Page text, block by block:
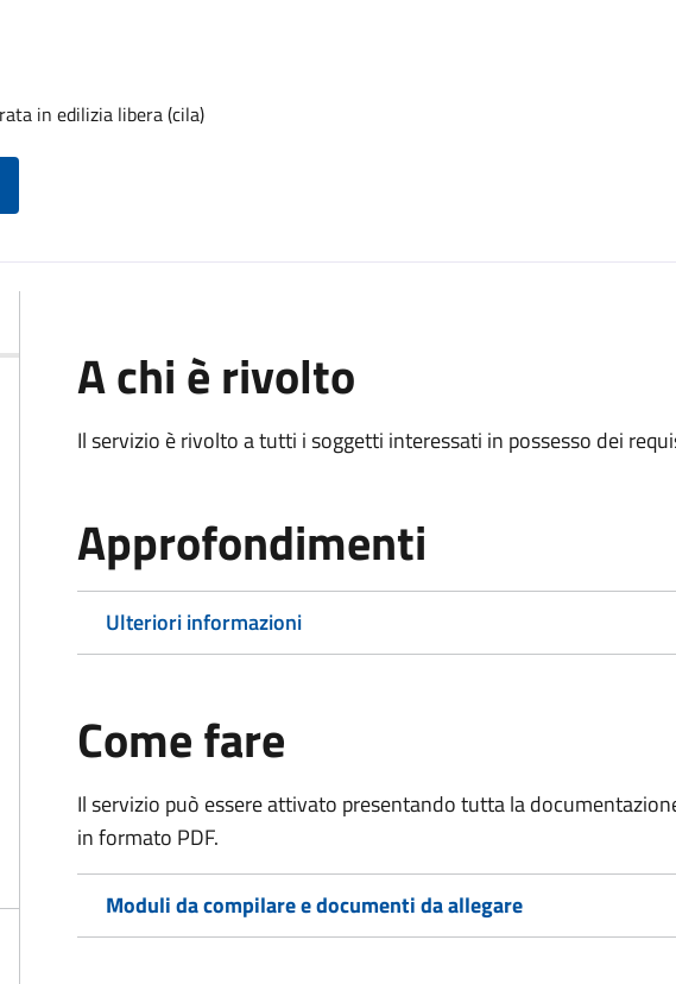
in edilizia libera (cila)
A chi è rivolto
Il servizio è rivolto a tutti i soggetti interessati in possesso dei
Approfondimenti
Ulteriori informazioni
Come fare
Il servizio può essere attivato presentando tutta la
in formato PDF.
Moduli da compilare e documenti da allegare